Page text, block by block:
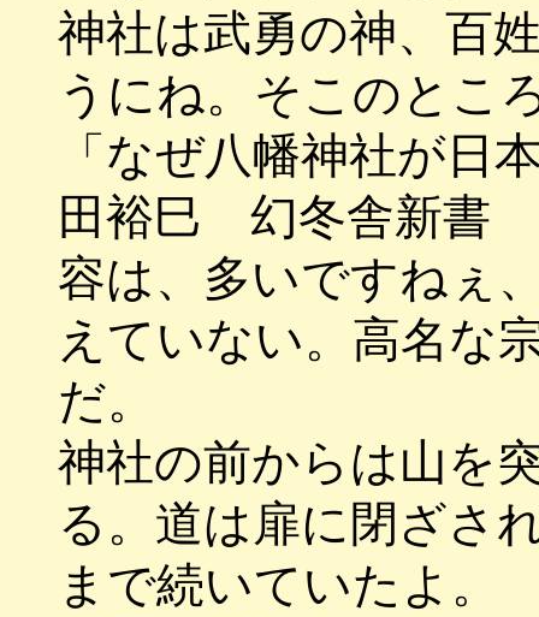
神社は武勇の神、百
うにね。そこのとこ
「なぜ八幡神社が日
田裕巳 幻冬舎新書
容は、多いですねぇ
えていない。高名な
だ。
神社の前からは山を
る。道は扉に閉ざさ
まで続いていたよ。